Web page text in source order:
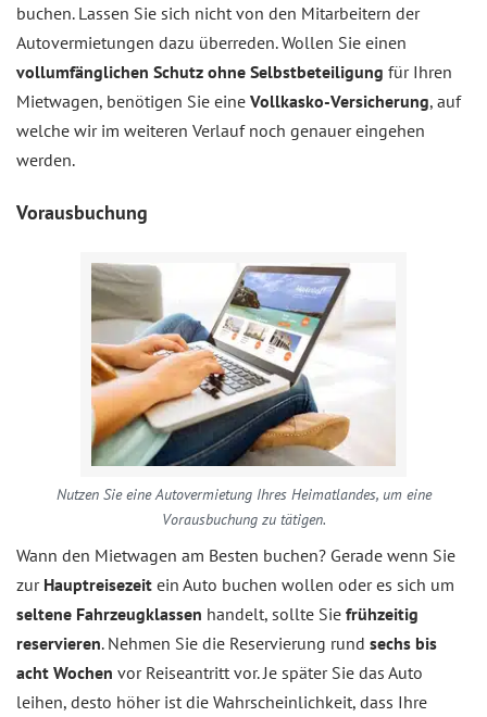
buchen. Lassen Sie sich nicht von den Mitarbeitern der
Autovermietungen dazu überreden. Wollen Sie einen
vollumfänglichen Schutz ohne Selbstbeteiligung für Ihren
Mietwagen, benötigen Sie eine Vollkasko-Versicherung, auf
welche wir im weiteren Verlauf noch genauer eingehen
werden.
Vorausbuchung
Nutzen Sie eine Autovermietung Ihres Heimatlandes, um eine
Vorausbuchung zu tätigen.
Wann den Mietwagen am Besten buchen? Gerade wenn Sie
zur Hauptreisezeit ein Auto buchen wollen oder es sich um
seltene Fahrzeugklassen handelt, sollte Sie frühzeitig
reservieren. Nehmen Sie die Reservierung rund sechs bis
acht Wochen vor Reiseantritt vor. Je später Sie das Auto
leihen, desto höher ist die Wahrscheinlichkeit, dass Ihre